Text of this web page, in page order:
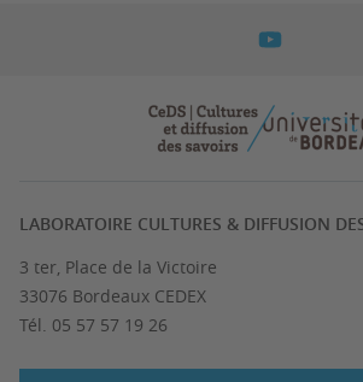
LABORATOIRE CULTURES & DIFFUSION
3 ter, Place de la Victoire
33076 Bordeaux CEDEX
Tél. 05 57 57 19 26